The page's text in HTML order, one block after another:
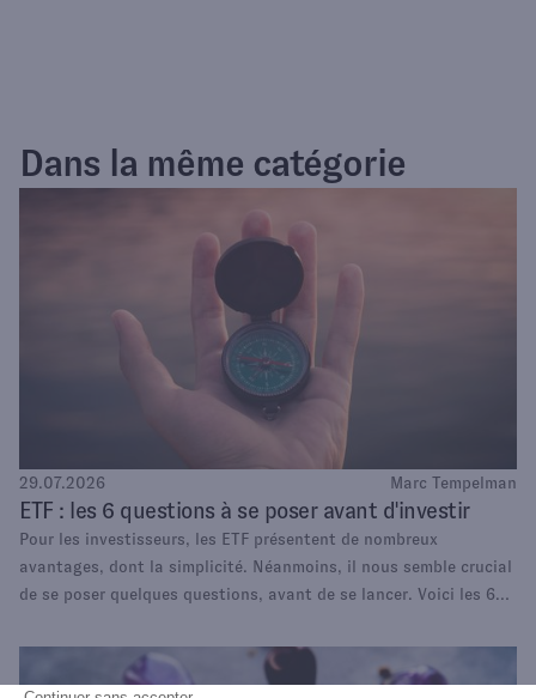
Dans la même catégorie
29.07.2026 Marc Tempelman
ETF : les 6 questions à se poser avant d'investir
Pour les investisseurs, les ETF présentent de nombreux
avantages, dont la simplicité. Néanmoins, il nous semble crucial
de se poser quelques questions, avant de se lancer. Voici les 6
placement en fonds indiciels.